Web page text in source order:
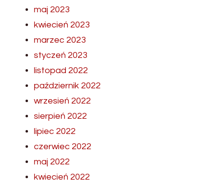
maj 2023
kwiecień 2023
marzec 2023
styczeń 2023
listopad 2022
październik 2022
wrzesień 2022
sierpień 2022
lipiec 2022
czerwiec 2022
maj 2022
kwiecień 2022